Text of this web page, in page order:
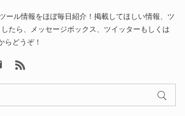
ール情報をほぼ毎日紹介！掲載してほしい情報、ツ
たら、メッセージボックス、ツイッターもしくは
らどうぞ！
Contact